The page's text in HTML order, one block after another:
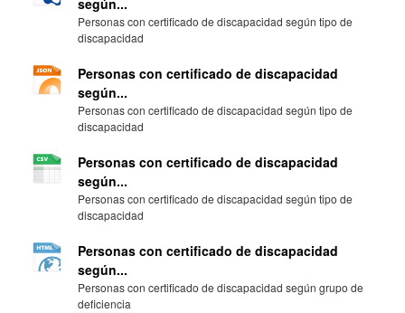
según...
Personas con certificado de discapacidad según tipo de
discapacidad
Personas con certificado de discapacidad
según...
Personas con certificado de discapacidad según tipo de
discapacidad
Personas con certificado de discapacidad
según...
Personas con certificado de discapacidad según tipo de
discapacidad
Personas con certificado de discapacidad
según...
Personas con certificado de discapacidad según grupo de
deficiencia